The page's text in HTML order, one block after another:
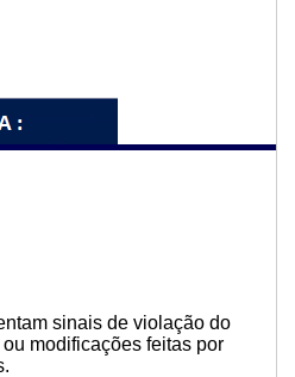
sinais de violação do
modificações feitas por